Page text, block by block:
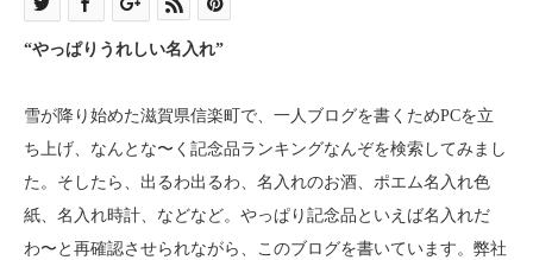
“やっぱりうれしい名入れ”
雪が降り始めた滋賀県信楽町で、一人ブログを書くためPCを立
ち上げ、なんとな〜く記念品ランキングなんぞを検索してみまし
た。そしたら、出るわ出るわ、名入れのお酒、ポエム名入れ色
紙、名入れ時計、などなど。やっぱり記念品といえば名入れだ
わ〜と再確認させられながら、このブログを書いています。弊社